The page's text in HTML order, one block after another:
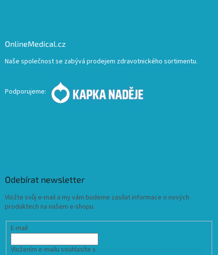
OnlineMedical.cz
Naše společnost se zabývá prodejem zdravotnického sortimentu.
Podporujeme:
Odebírat newsletter
Vložte svůj e-mail a my vám budeme zasílat informace o nových
produktech na našem e-shopu.
E-mail
Vložením e-mailu souhlasíte s